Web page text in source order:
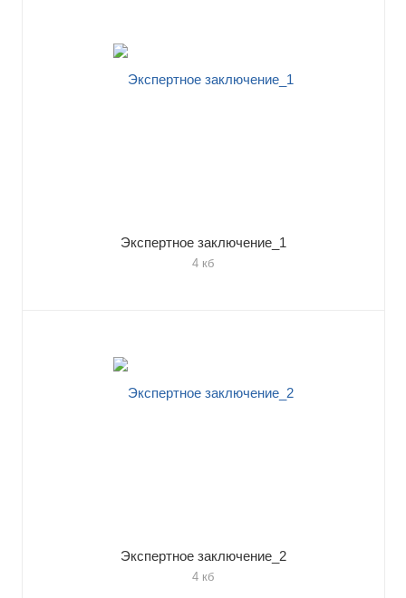
Экспертное заключение_1
4 кб
Экспертное заключение_2
4 кб